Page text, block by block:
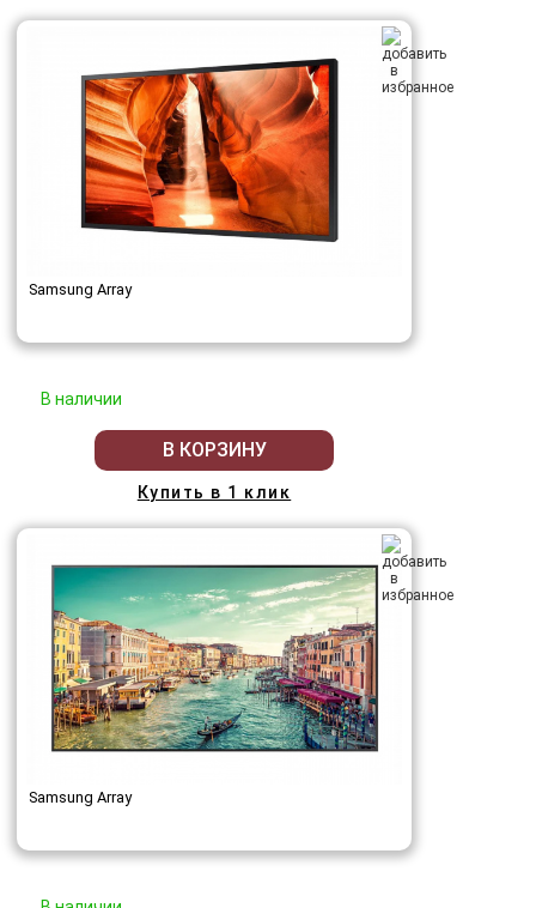
Samsung Array
В наличии
В КОРЗИНУ
Купить в 1 клик
Samsung Array